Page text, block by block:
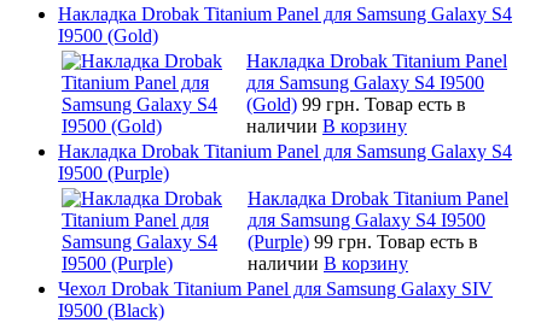
Накладка Drobak Titanium Panel для Samsung Galaxy S4
I9500 (Gold)
Накладка Drobak Titanium Panel
для Samsung Galaxy S4 I9500
(Gold) 99 грн. Товар есть в
наличии В корзину
Накладка Drobak Titanium Panel для Samsung Galaxy S4
I9500 (Purple)
Накладка Drobak Titanium Panel
для Samsung Galaxy S4 I9500
(Purple) 99 грн. Товар есть в
наличии В корзину
Чехол Drobak Titanium Panel для Samsung Galaxy SIV
I9500 (Black)